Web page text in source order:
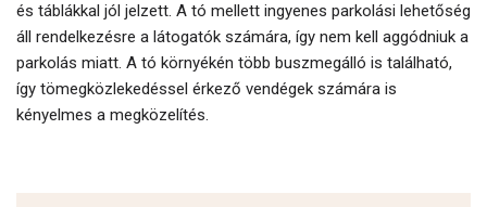
és táblákkal jól jelzett. A tó mellett ingyenes parkolási lehetőség
áll rendelkezésre a látogatók számára, így nem kell aggódniuk a
parkolás miatt. A tó környékén több buszmegálló is található,
így tömegközlekedéssel érkező vendégek számára is
kényelmes a megközelítés.